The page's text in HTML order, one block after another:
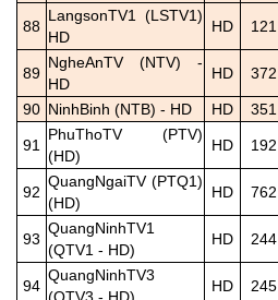
88
LangsonTV1 (LSTV1)
HD
HD 121
89
NgheAnTV (NTV) -
HD
HD 372
90 NinhBinh (NTB) - HD HD 351
91
PhuThoTV (PTV)
(HD)
HD 192
92
QuangNgaiTV (PTQ1)
(HD)
HD 762
93
QuangNinhTV1
(QTV1 - HD)
HD 244
94
QuangNinhTV3
HD 245